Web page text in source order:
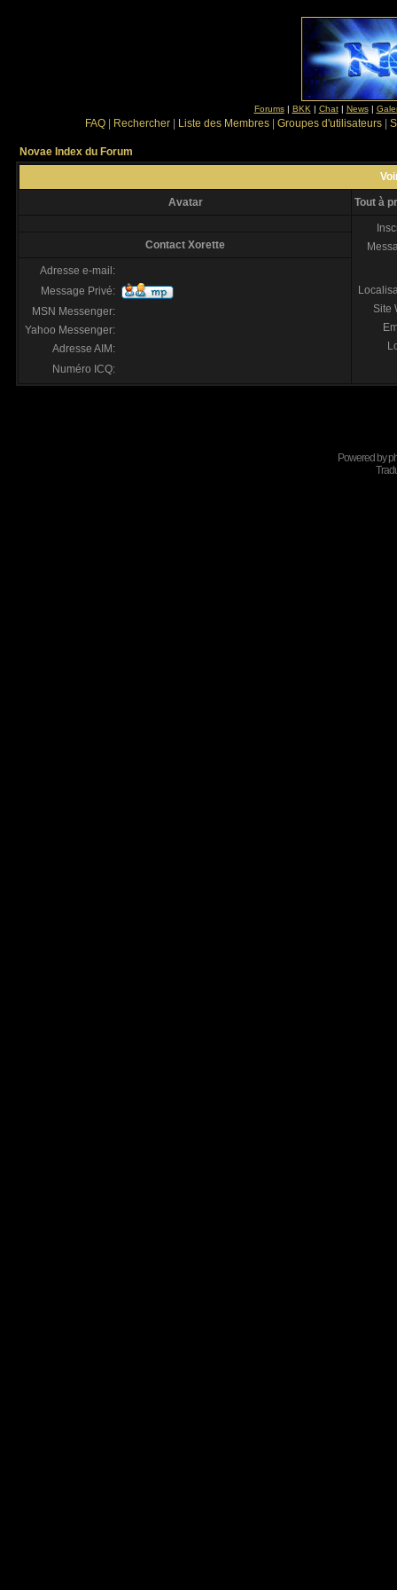
Forums| BKK | Chat| News|
FAQ Rechercher Liste des Membres Groupes d'utilisateurs
Novae Index du Forum
Avatar Tout à
Site
Contact Xorette
Adresse e-mail:
Message Privé:
MSN Messenger:
Yahoo Messenger:
Adresse AIM:
Numéro ICQ:
Powered by